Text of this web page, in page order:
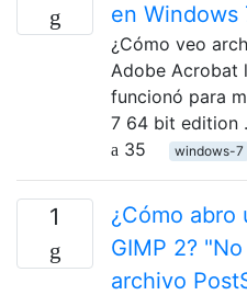
en Windows
¿Cómo veo
Adobe Acrobat
funcionó para
7 64 bit edition
35
windows-7
1
¿Cómo abro
GIMP 2?
archivo